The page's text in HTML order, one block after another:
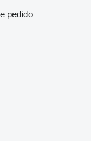
pedido